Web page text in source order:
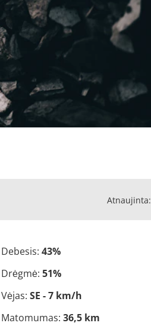
Atnaujinta:
Debesis: 43%
Drėgmė: 51%
Vėjas: SE - 7 km/h
Matomumas: 36,5 km